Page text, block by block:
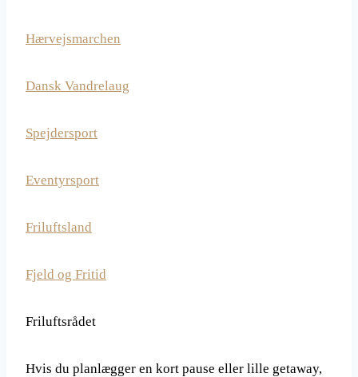
Hærvejsmarchen
Dansk Vandrelaug
Spejdersport
Eventyrsport
Friluftsland
Fjeld og Fritid
Friluftsrådet
Hvis du planlægger en kort pause eller lille getaway,